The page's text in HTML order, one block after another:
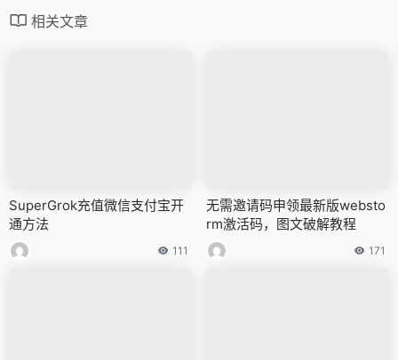
相关文章
SuperGrok充值微信支付宝开
通方法
111
无需邀请码申领最新版websto
rm激活码，图文破解教程
171